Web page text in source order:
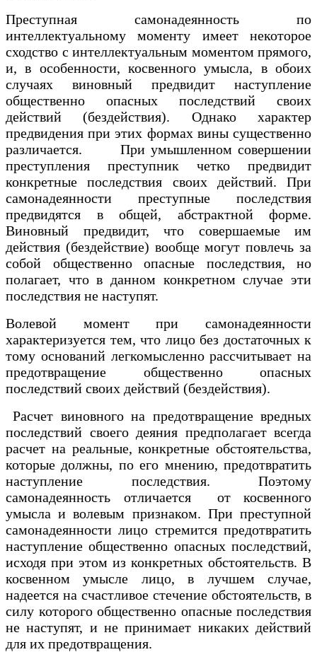
Преступная самонадеянность по
интеллектуальному моменту имеет некоторое
сходство с интеллектуальным моментом прямого,
и, в особенности, косвенного умысла, в обоих
случаях виновный предвидит наступление
общественно опасных последствий своих
действий (бездействия). Однако характер
предвидения при этих формах вины существенно
различается. При умышленном совершении
преступления преступник четко предвидит
конкретные последствия своих действий. При
самонадеянности преступные последствия
предвидятся в общей, абстрактной форме.
Виновный предвидит, что совершаемые им
действия (бездействие) вообще могут повлечь за
собой общественно опасные последствия, но
полагает, что в данном конкретном случае эти
последствия не наступят.
Волевой момент при самонадеянности
характеризуется тем, что лицо без достаточных к
тому оснований легкомысленно рассчитывает на
предотвращение общественно опасных
последствий своих действий (бездействия).
Расчет виновного на предотвращение вредных
последствий своего деяния предполагает всегда
расчет на реальные, конкретные обстоятельства,
которые должны, по его мнению, предотвратить
наступление последствия. Поэтому
самонадеянность отличается от косвенного
умысла и волевым признаком. При преступной
самонадеянности лицо стремится предотвратить
наступление общественно опасных последствий,
исходя при этом из конкретных обстоятельств. В
косвенном умысле лицо, в лучшем случае,
надеется на счастливое стечение обстоятельств, в
силу которого общественно опасные последствия
не наступят, и не принимает никаких действий
для их предотвращения.